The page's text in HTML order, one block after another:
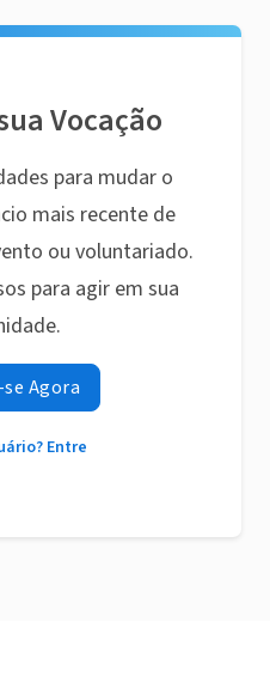
Vocação
para mudar o
mais recente de
ou voluntariado.
para agir em sua
Agora
Entre